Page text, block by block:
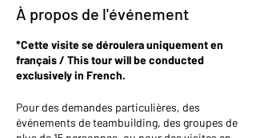
À propos de l'événement
*Cette visite se déroulera uniquement en
français / This tour will be conducted
exclusively in French.
Pour des demandes particulières, des
événements de teambuilding, des groupes de